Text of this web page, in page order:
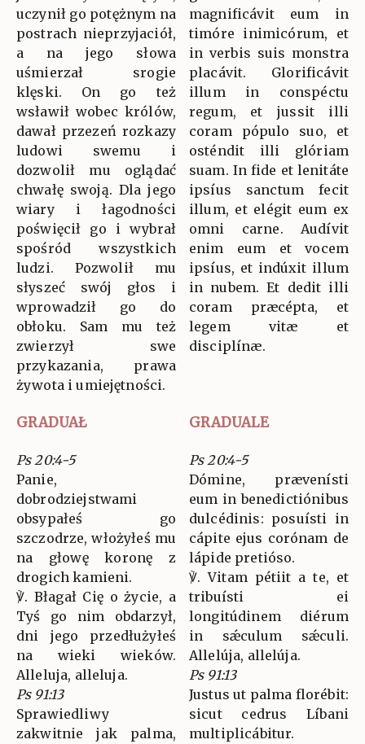
uczynił go potężnym na
postrach nieprzyjaciół,
a na jego słowa
uśmierzał srogie
klęski. On go też
wsławił wobec królów,
dawał przezeń rozkazy
ludowi swemu i
dozwolił mu oglądać
chwałę swoją. Dla jego
wiary i łagodności
poświęcił go i wybrał
spośród wszystkich
ludzi. Pozwolił mu
słyszeć swój głos i
wprowadził go do
obłoku. Sam mu też
zwierzył swe
przykazania, prawa
żywota i umiejętności.
magnificávit eum in
timóre inimicórum, et
in verbis suis monstra
placávit. Glorificávit
illum in conspéctu
regum, et jussit illi
coram pópulo suo, et
osténdit illi glóriam
suam. In fide et lenitáte
ipsíus sanctum fecit
illum, et elégit eum ex
omni carne. Audívit
enim eum et vocem
ipsíus, et indúxit illum
in nubem. Et dedit illi
coram præcépta, et
legem vitæ et
disciplínæ.
GRADUAŁ GRADUALE
Ps 20:4-5
Panie,
dobrodziejstwami
obsypałeś go
szczodrze, włożyłeś mu
na głowę koronę z
drogich kamieni.
℣. Błagał Cię o życie, a
Tyś go nim obdarzył,
dni jego przedłużyłeś
na wieki wieków.
Alleluja, alleluja.
Ps 91:13
Sprawiedliwy
zakwitnie jak palma,
Ps 20:4-5
Dómine, prævenísti
eum in benedictiónibus
dulcédinis: posuísti in
cápite ejus corónam de
lápide pretióso.
℣. Vitam pétiit a te, et
tribuísti ei
longitúdinem diérum
in sǽculum sǽculi.
Allelúja, allelúja.
Ps 91:13
Justus ut palma florébit:
sicut cedrus Líbani
multiplicábitur.